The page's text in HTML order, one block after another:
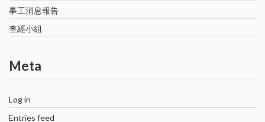
事工消息報告
查經小組
Meta
Log in
Entries feed